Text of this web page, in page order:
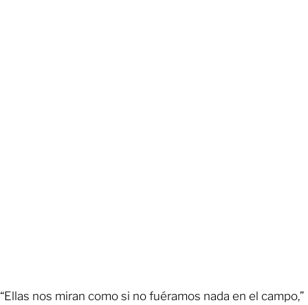
“Ellas nos miran como si no fuéramos nada en el campo,”